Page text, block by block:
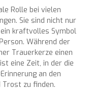
Rolle bei vielen
Sie sind nicht nur
kraftvolles Symbol
Während der
Trauerkerze einen
eine Zeit, in der die
an den
Trost zu finden.